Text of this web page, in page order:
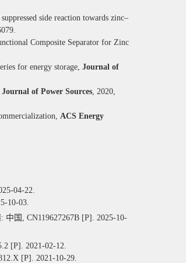
side reaction towards zinc–
Composite Separator for Zinc
for energy storage, Journal of
Journal of Power Sources, 2020,
ACS Energy
04-22.
10-03.
: 中国 , CN119627267B [P]. 2025-10-
[P]. 2021-02-12.
[P]. 2021-10-29.